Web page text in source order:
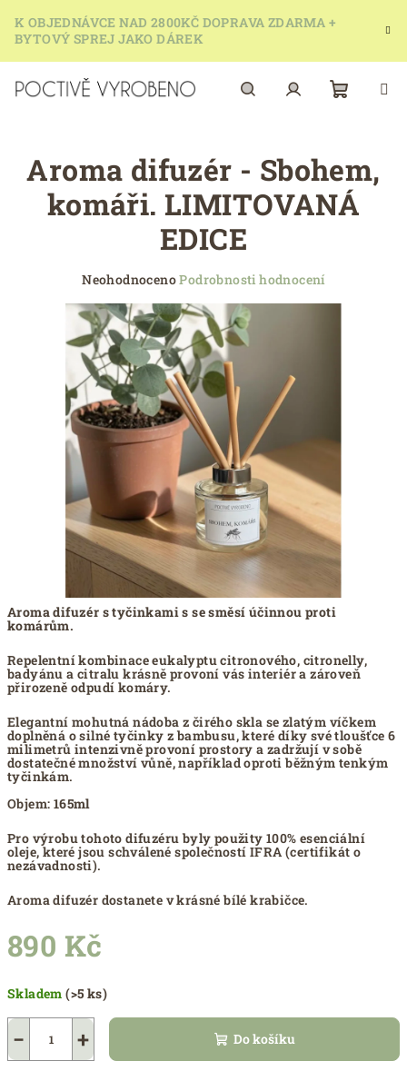
na
obsah
K OBJEDNÁVCE NAD 2800KČ DOPRAVA ZDARMA +
BYTOVÝ SPREJ JAKO DÁREK
košík
Aroma difuzér s tyčinkami s se směsí účinnou proti
komárům.
Repelentní kombinace eukalyptu citronového, citronelly,
badyánu a citralu krásně provoní vás interiér a zároveň
přirozeně odpudí komáry.
Elegantní mohutná nádoba z čirého skla se zlatým víčkem
doplněná o silné tyčinky z bambusu, které díky své tloušťce 6
milimetrů intenzivně provoní prostory a zadržují v sobě
dostatečné množství vůně, například oproti běžným tenkým
tyčinkám.
Objem: 165ml
Pro výrobu tohoto difuzéru byly použity 100%esenciální
oleje, které jsou schválené společností IFRA (certifikát o
nezávadnosti).
Aroma difuzér dostanete v krásné bílé krabičce.
890 Kč
cena:
Skladem(>5 ks)
+
− Do košíku
Aroma difuzér - Sbohem,
komáři. LIMITOVANÁ
EDICE
Průměrné
produktu
je
0,0
z
5
hvězdiček.
NeohodnocenoPodrobnosti hodnocení